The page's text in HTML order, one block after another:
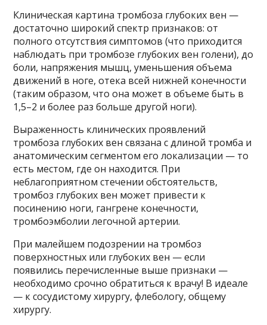
Клиническая картина тромбоза глубоких вен —
достаточно широкий спектр признаков: от
полного отсутствия симптомов (что приходится
наблюдать при тромбозе глубоких вен голени), до
боли, напряжения мышц, уменьшения объема
движений в ноге, отека всей нижней конечности
(таким образом, что она может в объеме быть в
1,5–2 и более раз больше другой ноги).
Выраженность клинических проявлений
тромбоза глубоких вен связана с длиной тромба и
анатомическим сегментом его локализации — то
есть местом, где он находится. При
неблагоприятном стечении обстоятельств,
тромбоз глубоких вен может привести к
посинению ноги, гангрене конечности,
тромбоэмболии легочной артерии.
При малейшем подозрении на тромбоз
поверхностных или глубоких вен — если
появились перечисленные выше признаки —
необходимо срочно обратиться к врачу! В идеале
— к сосудистому хирургу, флебологу, общему
хирургу.